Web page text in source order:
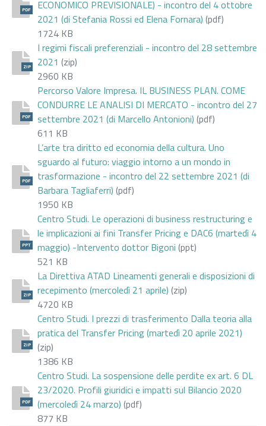
PDF
ECONOMICO PREVISIONALE) - incontro del 4 ottobre
2021 (di Stefania Rossi ed Elena Fornara) (pdf)
1724 KB
ZIP
I regimi fiscali preferenziali - incontro del 28 settembre
2021 (zip)
2960 KB
PDF
Percorso Valore Impresa. IL BUSINESS PLAN. COME
CONDURRE LE ANALISI DI MERCATO - incontro del 27
settembre 2021 (di Marcello Antonioni) (pdf)
611 KB
PDF
L’arte tra diritto ed economia della cultura. Uno
sguardo al futuro: viaggio intorno a un mondo in
trasformazione - incontro del 22 settembre 2021 (di
Barbara Tagliaferri) (pdf)
1950 KB
PPT
Centro Studi. Le operazioni di business restructuring e
le implicazioni ai fini Transfer Pricing e DAC6 (martedì 4
maggio) -Intervento dottor Bigoni (ppt)
521 KB
ZIP
La Direttiva ATAD Lineamenti generali e disposizioni di
recepimento (mercoledì 21 aprile) (zip)
4720 KB
ZIP
Centro Studi. I prezzi di trasferimento Dalla teoria alla
pratica del Transfer Pricing (martedì 20 aprile 2021)
(zip)
1386 KB
PDF
Centro Studi. La sospensione delle perdite ex art. 6 DL
23/2020. Profili giuridici e impatti sul Bilancio 2020
(mercoledì 24 marzo) (pdf)
877 KB